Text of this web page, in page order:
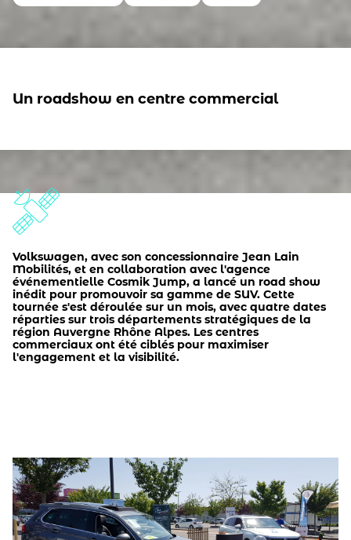
Un roadshow en centre commercial
Volkswagen, avec son concessionnaire Jean Lain
Mobilités, et en collaboration avec l'agence
événementielle Cosmik Jump, a lancé un road show
inédit pour promouvoir sa gamme de SUV. Cette
tournée s'est déroulée sur un mois, avec quatre dates
réparties sur trois départements stratégiques de la
région Auvergne Rhône Alpes. Les centres
commerciaux ont été ciblés pour maximiser
l'engagement et la visibilité.